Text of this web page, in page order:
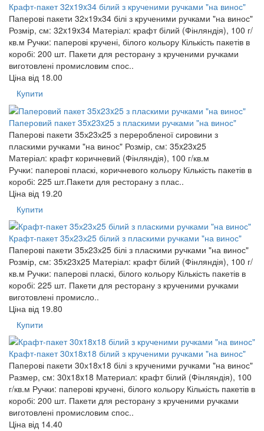
Крафт-пакет 32x19x34 білий з крученими ручками "на винос"
Паперові пакети 32х19х34 білі з крученими ручками "на винос"
Розмір, см: 32x19x34 Матеріал: крафт білий (Фінляндія), 100 г/
кв.м Ручки: паперові кручені, білого кольору Кількість пакетів в
коробі: 200 шт. Пакети для ресторану з крученими ручками
виготовлені промисловим спос..
Ціна від 18.00
Купити
Паперовий пакет 35x23x25 з пласкими ручками "на винос"
Паперові пакети 35х23х25 з переробленої сировини з
пласкими ручками "на винос" Розмір, см: 35x23x25
Матеріал: крафт коричневий (Фінляндія), 100 г/кв.м
Ручки: паперові пласкі, коричневого кольору Кількість пакетів в
коробі: 225 шт.Пакети для ресторану з плас..
Ціна від 19.20
Купити
Крафт-пакет 35х23х25 білий з пласкими ручками "на винос"
Паперові пакети 35х23х25 білі з пласкими ручками "на винос"
Розмір, см: 35x23x25 Матеріал: крафт білий (Фінляндія), 100 г/
кв.м Ручки: паперові пласкі, білого кольору Кількість пакетів в
коробі: 225 шт. Пакети для ресторану з крученими ручками
виготовлені промисло..
Ціна від 19.80
Купити
Крафт-пакет 30x18x18 білий з крученими ручками "на винос"
Паперові пакети 30х18х18 білі з крученими ручками "на винос"
Размер, см: 30x18x18 Материал: крафт білий (Фінляндія), 100
г/кв.м Ручки: паперові кручені, білого кольору Кількість пакетів в
коробі: 200 шт. Пакети для ресторану з крученими ручками
виготовлені промисловим спос..
Ціна від 14.40